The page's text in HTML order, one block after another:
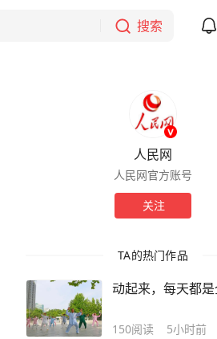
搜索
人民网
人民网官方账号
关注
TA的热门作品
动起来，每天都
150阅读 5小时前